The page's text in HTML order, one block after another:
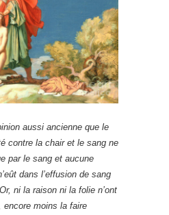
aussi ancienne que le
contre la chair et le sang ne
par le sang et aucune
dans l’effusion de sang
ni la raison ni la folie n’ont
encore moins la faire